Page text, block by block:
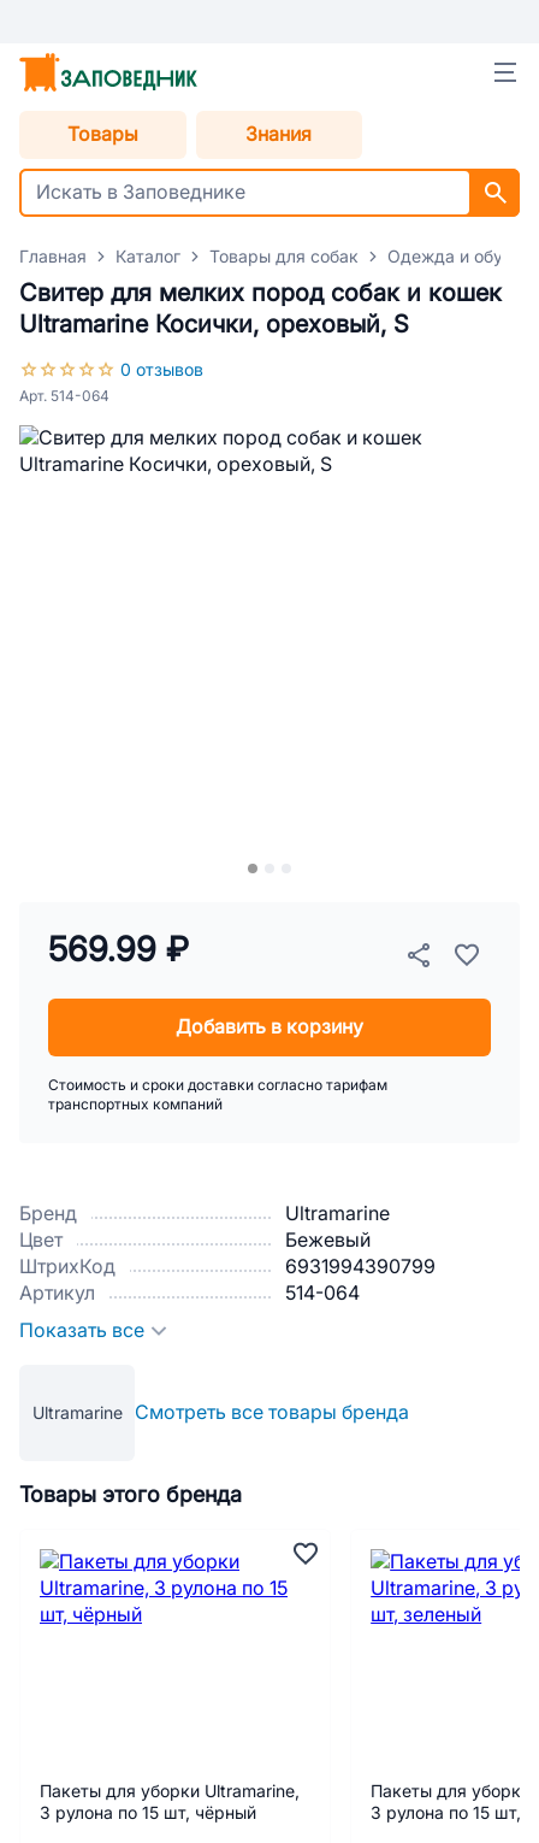
Товары Знания
Главная Каталог Товары для собак Одежда и обувь
Свитер для мелких пород собак и кошек
Ultramarine Косички, ореховый, S
0 отзывов
Арт. 514-064
Бренд
Ultramarine
Цвет
Бежевый
ШтрихКод
6931994390799
Артикул
514-064
Показать все
Ultramarine Смотреть все товары бренда
569.99 ₽
Добавить в корзину
Стоимость и сроки доставки согласно тарифам
транспортных компаний
Товары этого бренда
Пакеты для уборки Ultramarine,
3 рулона по 15 шт, чёрный
Пакеты для уборки
3 рулона по 15 шт,